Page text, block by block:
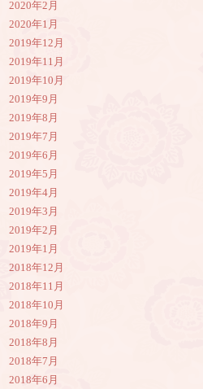
2020年2月
2020年1月
2019年12月
2019年11月
2019年10月
2019年9月
2019年8月
2019年7月
2019年6月
2019年5月
2019年4月
2019年3月
2019年2月
2019年1月
2018年12月
2018年11月
2018年10月
2018年9月
2018年8月
2018年7月
2018年6月